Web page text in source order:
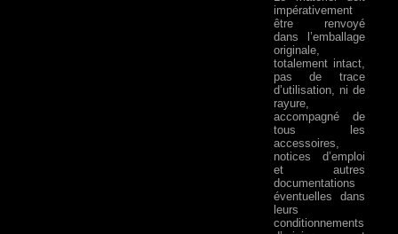
impérativement
être renvoyé
dans l’emballage
originale,
totalement intact,
pas de trace
d’utilisation, ni de
rayure,
accompagné de
tous les
accessoires,
notices d’emploi
et autres
documentations
éventuelles dans
leurs
conditionnements